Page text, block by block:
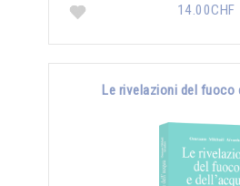
14.00CHF
Le rivelazioni del fuoco